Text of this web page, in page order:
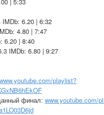
6.20 | 6:32
4.80 | 7:47
6.20 | 8:40
IMDb: 6.80 | 9:27
playlist?
финал: www.youtube.com/